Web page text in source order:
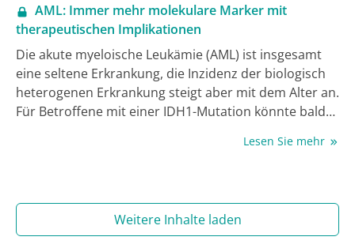
AML: Immer mehr molekulare Marker mit
therapeutischen Implikationen
Die akute myeloische Leukämie (AML) ist insgesamt
eine seltene Erkrankung, die Inzidenz der biologisch
heterogenen Erkrankung steigt aber mit dem Alter an.
Für Betroffene mit einer IDH1-Mutation könnte bald
Verfügung stehen, nachdem der IDH1-Inhibitor
Lesen Sie mehr
Weitere Inhalte laden